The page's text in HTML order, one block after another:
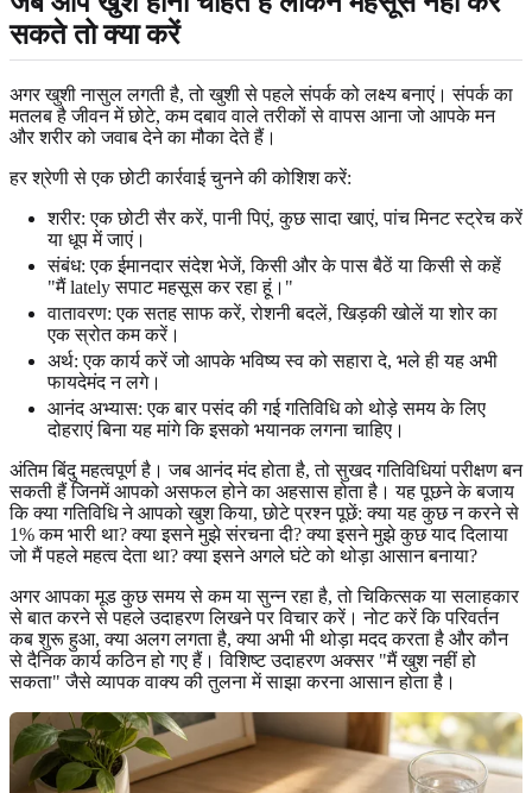
सकते तो क्या करें
अगर खुशी नासुल लगती है, तो खुशी से पहले संपर्क को लक्ष्य बनाएं। संपर्क का
मतलब है जीवन में छोटे, कम दबाव वाले तरीकों से वापस आना जो आपके मन
और शरीर को जवाब देने का मौका देते हैं।
हर श्रेणी से एक छोटी कार्रवाई चुनने की कोशिश करें:
शरीर: एक छोटी सैर करें, पानी पिएं, कुछ सादा खाएं, पांच मिनट स्ट्रेच करें
या धूप में जाएं।
संबंध: एक ईमानदार संदेश भेजें, किसी और के पास बैठें या किसी से कहें
"मैं lately सपाट महसूस कर रहा हूं।"
वातावरण: एक सतह साफ करें, रोशनी बदलें, खिड़की खोलें या शोर का
एक स्रोत कम करें।
अर्थ: एक कार्य करें जो आपके भविष्य स्व को सहारा दे, भले ही यह अभी
फायदेमंद न लगे।
आनंद अभ्यास: एक बार पसंद की गई गतिविधि को थोड़े समय के लिए
दोहराएं बिना यह मांगे कि इसको भयानक लगना चाहिए।
अंतिम बिंदु महत्वपूर्ण है। जब आनंद मंद होता है, तो सुखद गतिविधियां परीक्षण बन
सकती हैं जिनमें आपको असफल होने का अहसास होता है। यह पूछने के बजाय
कि क्या गतिविधि ने आपको खुश किया, छोटे प्रश्न पूछें: क्या यह कुछ न करने से
1% कम भारी था? क्या इसने मुझे संरचना दी? क्या इसने मुझे कुछ याद दिलाया
जो मैं पहले महत्व देता था? क्या इसने अगले घंटे को थोड़ा आसान बनाया?
अगर आपका मूड कुछ समय से कम या सुन्न रहा है, तो चिकित्सक या सलाहकार
से बात करने से पहले उदाहरण लिखने पर विचार करें। नोट करें कि परिवर्तन
कब शुरू हुआ, क्या अलग लगता है, क्या अभी भी थोड़ा मदद करता है और कौन
से दैनिक कार्य कठिन हो गए हैं। विशिष्ट उदाहरण अक्सर "मैं खुश नहीं हो
सकता" जैसे व्यापक वाक्य की तुलना में साझा करना आसान होता है।